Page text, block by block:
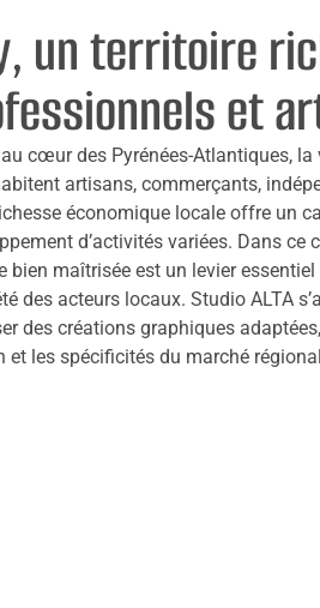
un territoire
et
cœur des Pyrénées-Atlantiques,
artisans, commerçants,
économique locale offre un
d’activités variées. Dans ce
bien maîtrisée est un levier
des acteurs locaux. Studio ALTA
des créations graphiques
et les spécificités du marché